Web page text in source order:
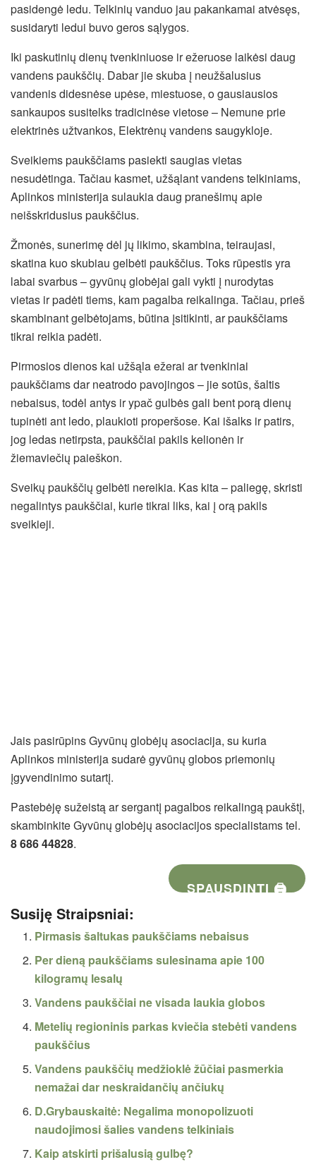
pasidengė ledu. Telkinių vanduo jau pakankamai atvėsęs,
susidaryti ledui buvo geros sąlygos.
Iki paskutinių dienų tvenkiniuose ir ežeruose laikėsi daug
vandens paukščių. Dabar jie skuba į neužšalusius
vandenis didesnėse upėse, miestuose, o gausiausios
sankaupos susitelks tradicinėse vietose – Nemune prie
elektrinės užtvankos, Elektrėnų vandens saugykloje.
Sveikiems paukščiams pasiekti saugias vietas
nesudėtinga. Tačiau kasmet, užšąlant vandens telkiniams,
Aplinkos ministerija sulaukia daug pranešimų apie
neišskridusius paukščius.
Žmonės, sunerimę dėl jų likimo, skambina, teiraujasi,
skatina kuo skubiau gelbėti paukščius. Toks rūpestis yra
labai svarbus – gyvūnų globėjai gali vykti į nurodytas
vietas ir padėti tiems, kam pagalba reikalinga. Tačiau, prieš
skambinant gelbėtojams, būtina įsitikinti, ar paukščiams
tikrai reikia padėti.
Pirmosios dienos kai užšąla ežerai ar tvenkiniai
paukščiams dar neatrodo pavojingos – jie sotūs, šaltis
nebaisus, todėl antys ir ypač gulbės gali bent porą dienų
tupinėti ant ledo, plaukioti properšose. Kai išalks ir patirs,
jog ledas netirpsta, paukščiai pakils kelionėn ir
žiemaviečių paieškon.
Sveikų paukščių gelbėti nereikia. Kas kita – paliegę, skristi
negalintys paukščiai, kurie tikrai liks, kai į orą pakils
sveikieji.
Jais pasirūpins Gyvūnų globėjų asociacija, su kuria
Aplinkos ministerija sudarė gyvūnų globos priemonių
įgyvendinimo sutartį.
Pastebėję sužeistą ar sergantį pagalbos reikalingą paukštį,
skambinkite Gyvūnų globėjų asociacijos specialistams tel.
8 686 44828.
SPAUSDINTI 🖨
Susiję Straipsniai:
Pirmasis šaltukas paukščiams nebaisus
Per dieną paukščiams sulesinama apie 100
kilogramų lesalų
Vandens paukščiai ne visada laukia globos
Metelių regioninis parkas kviečia stebėti vandens
paukščius
Vandens paukščių medžioklė žūčiai pasmerkia
nemažai dar neskraidančių ančiukų
D.Grybauskaitė: Negalima monopolizuoti
naudojimosi šalies vandens telkiniais
Kaip atskirti prišalusią gulbę?